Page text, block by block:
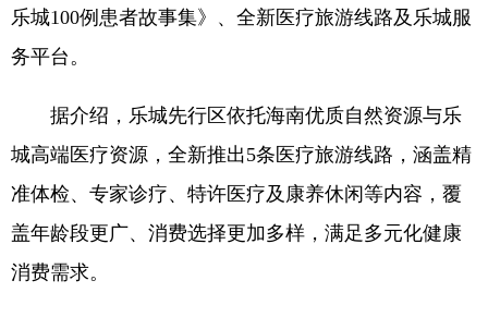
乐城100例患者故事集》、全新医疗旅游线路及乐城服
务平台。
据介绍，乐城先行区依托海南优质自然资源与乐
城高端医疗资源，全新推出5条医疗旅游线路，涵盖精
准体检、专家诊疗、特许医疗及康养休闲等内容，覆
盖年龄段更广、消费选择更加多样，满足多元化健康
消费需求。